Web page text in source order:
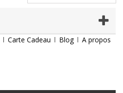
Carte Cadeau Blog A propos